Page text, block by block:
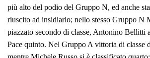
più alto del podio del Gruppo N, ed anche
riuscito ad insidiarlo; nello stesso Gruppo N
piazzato secondo di classe, Antonino Bellitti
Pace quinto. Nel Gruppo A vittoria di classe